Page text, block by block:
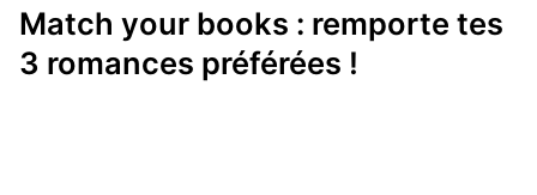
Match your books : remporte tes
3 romances préférées !